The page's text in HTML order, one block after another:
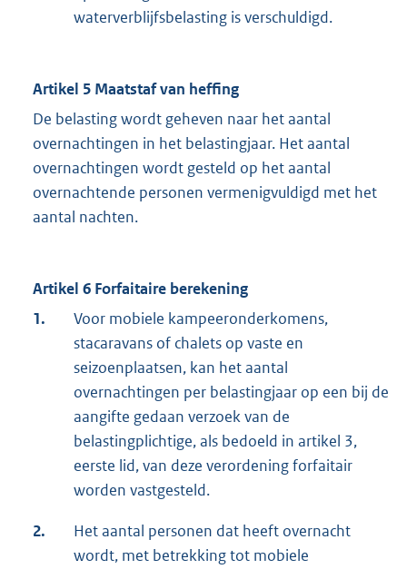
waterverblijfsbelasting is verschuldigd.
Artikel 5 Maatstaf van heffing
De belasting wordt geheven naar het aantal
overnachtingen in het belastingjaar. Het aantal
overnachtingen wordt gesteld op het aantal
overnachtende personen vermenigvuldigd met het
aantal nachten.
Artikel 6 Forfaitaire berekening
1.
Voor mobiele kampeeronderkomens,
stacaravans of chalets op vaste en
seizoenplaatsen, kan het aantal
overnachtingen per belastingjaar op een bij de
aangifte gedaan verzoek van de
belastingplichtige, als bedoeld in artikel 3,
eerste lid, van deze verordening forfaitair
worden vastgesteld.
2.
Het aantal personen dat heeft overnacht
wordt, met betrekking tot mobiele